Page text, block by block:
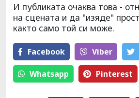
И публиката очаква това -
на сцената и да "изяде"
както само той си може.
Facebook Viber
Whatsapp Pinterest